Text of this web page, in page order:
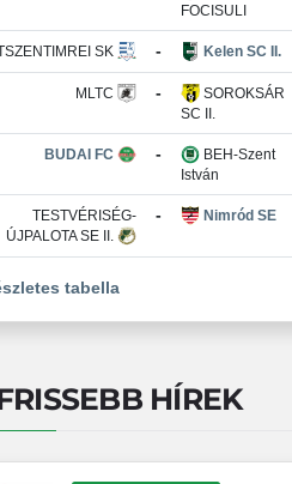
FOCISULI
SK - Kelen SC II.
MLTC -
SOROKSÁR
SC II.
BUDAI FC -
BEH-Szent
István
TESTVÉRISÉG-
ÚJPALOTA SE II.
- Nimród SE
tabella
HÍREK